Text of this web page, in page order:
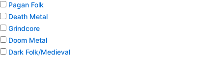
Pagan Folk
Death Metal
Grindcore
Doom Metal
Dark Folk/Medieval